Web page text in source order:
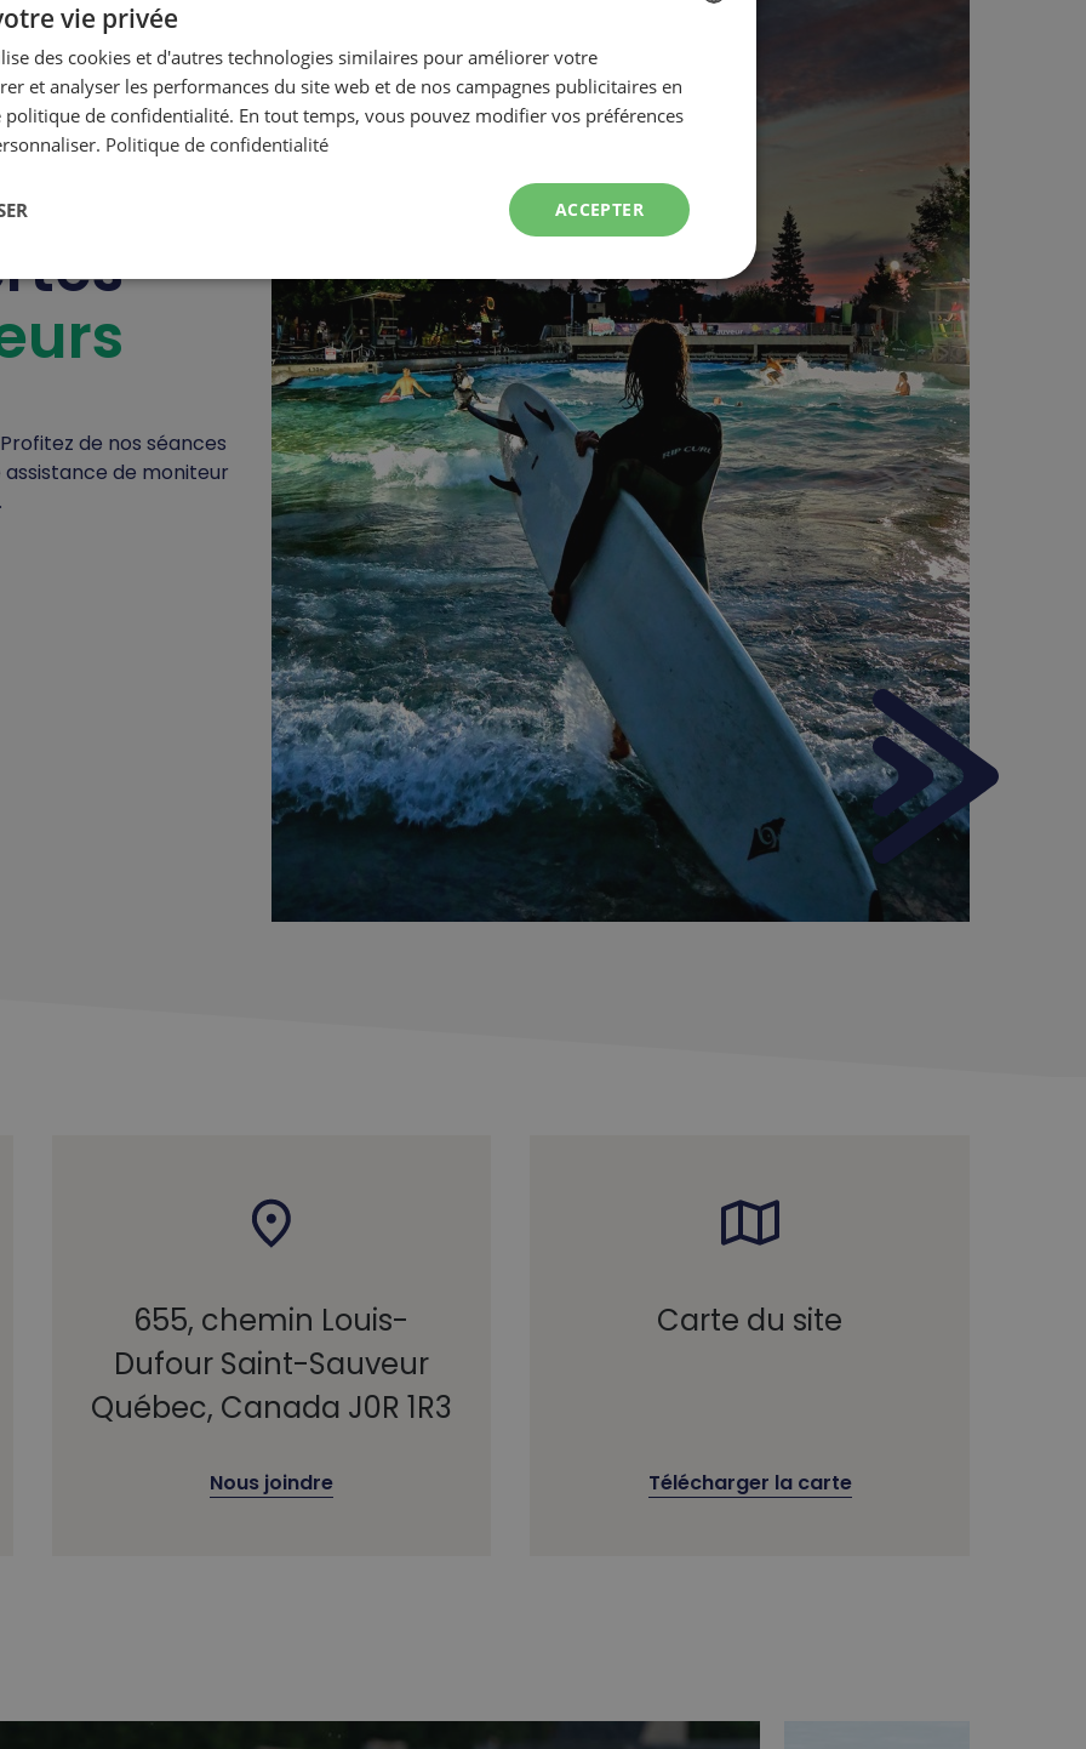
de nos séances
de moniteur
655, chemin Louis-
Dufour Saint-Sauveur
Québec, Canada J0R 1R3
Nous joindre
Carte du site
Télécharger la carte
ENGLISH
vie privée
des cookies et d'autres technologies similaires pour améliorer votre
et analyser les performances du site web et de nos campagnes publicitaires en
politique de confidentialité. En tout temps, vous pouvez modifier vos préférences
Politique de confidentialité
ACCEPTER